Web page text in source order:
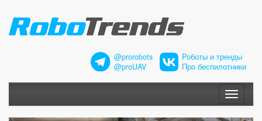
@prorobots
@proUAV
Роботы и тренды
Про беспилотники
Меню